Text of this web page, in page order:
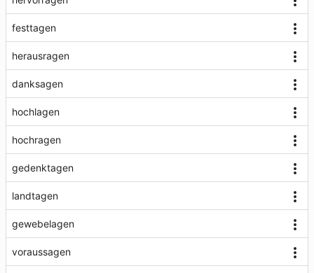
festtagen
herausragen
danksagen
hochlagen
hochragen
gedenktagen
landtagen
gewebelagen
voraussagen